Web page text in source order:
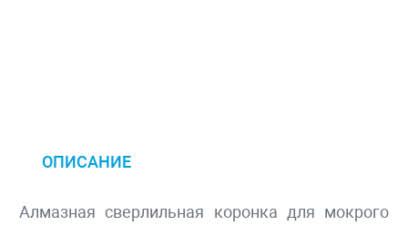
ОПИСАНИЕ
Алмазная сверлильная коронка для мокрого